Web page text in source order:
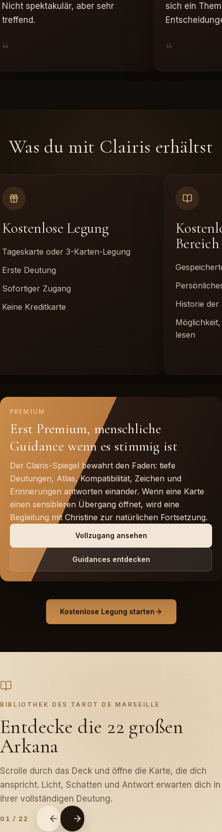
Nicht spektakulär, aber sehr
treffend.
“
sich ein
“
Was du mit Clairis erhältst
Kostenlose Legung
Tageskarte oder 3-Karten-Legung
Erste Deutung
Sofortiger Zugang
Keine Kreditkarte
Bereich
Historie der
lesen
PREMIUM
Erst Premium, menschliche
Guidance wenn es stimmig ist
Der Clairis-Spiegel bewahrt den Faden: tiefe
Deutungen, Atlas, Kompatibilität, Zeichen und
Erinnerungen antworten einander. Wenn eine Karte
einen sensibleren Übergang öffnet, wird eine
Begleitung mit Christine zur natürlichen Fortsetzung.
Vollzugang ansehen
Guidances entdecken
Kostenlose Legung starten
BIBLIOTHEK DES TAROT DE MARSEILLE
Entdecke die 22 großen
Arkana
Scrolle durch das Deck und öffne die Karte, die dich
anspricht. Licht, Schatten und Antwort erwarten dich in
ihrer vollständigen Deutung.
01 / 22